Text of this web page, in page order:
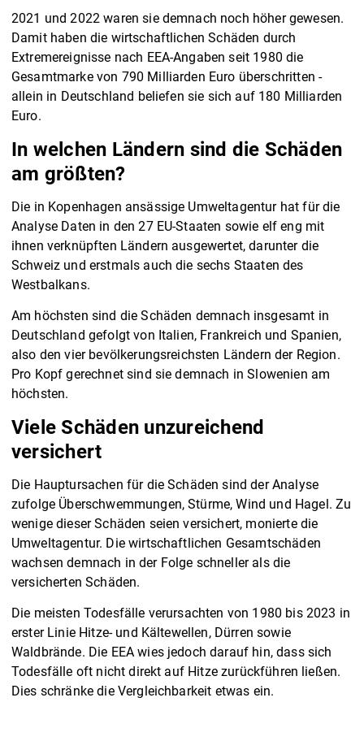
2021 und 2022 waren sie demnach noch höher gewesen.
Damit haben die wirtschaftlichen Schäden durch
Extremereignisse nach EEA-Angaben seit 1980 die
Gesamtmarke von 790 Milliarden Euro überschritten -
allein in Deutschland beliefen sie sich auf 180 Milliarden
Euro.
In welchen Ländern sind die Schäden
am größten?
Die in Kopenhagen ansässige Umweltagentur hat für die
Analyse Daten in den 27 EU-Staaten sowie elf eng mit
ihnen verknüpften Ländern ausgewertet, darunter die
Schweiz und erstmals auch die sechs Staaten des
Westbalkans.
Am höchsten sind die Schäden demnach insgesamt in
Deutschland gefolgt von Italien, Frankreich und Spanien,
also den vier bevölkerungsreichsten Ländern der Region.
Pro Kopf gerechnet sind sie demnach in Slowenien am
höchsten.
Viele Schäden unzureichend
versichert
Die Hauptursachen für die Schäden sind der Analyse
zufolge Überschwemmungen, Stürme, Wind und Hagel. Zu
wenige dieser Schäden seien versichert, monierte die
Umweltagentur. Die wirtschaftlichen Gesamtschäden
wachsen demnach in der Folge schneller als die
versicherten Schäden.
Die meisten Todesfälle verursachten von 1980 bis 2023 in
erster Linie Hitze- und Kältewellen, Dürren sowie
Waldbrände. Die EEA wies jedoch darauf hin, dass sich
Todesfälle oft nicht direkt auf Hitze zurückführen ließen.
Dies schränke die Vergleichbarkeit etwas ein.